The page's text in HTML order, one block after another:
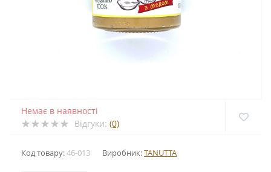
Немає в наявності
Відгуки: (0)
Код товару:46-013 Виробник:TANUTTA